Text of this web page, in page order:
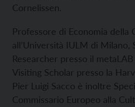
Cornelissen.
Professore di Economia della
all’Università IULM di Milano,
Researcher presso il
Visiting Scholar presso la
Pier Luigi Sacco è inoltre
Commissario Europeo alla